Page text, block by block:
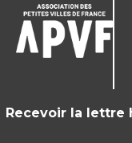
Recevoir la lettre